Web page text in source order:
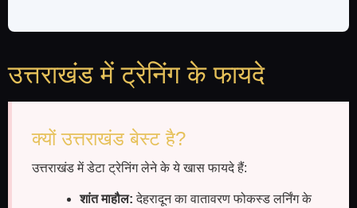
उत्तराखंड में ट्रेनिंग के फायदे
क्यों उत्तराखंड बेस्ट है?
उत्तराखंड में डेटा ट्रेनिंग लेने के ये खास फायदे हैं:
शांत माहौल: देहरादून का वातावरण फोकस्ड लर्निंग के